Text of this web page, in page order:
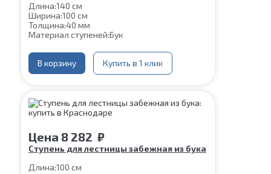
Длина:140 см
Ширина:100 см
Толщина:40 мм
Материал ступеней:Бук
В корзину Купить в 1 клик
Цена 8 282 ₽
Ступень для лестницы забежная из бука
Длина:100 см